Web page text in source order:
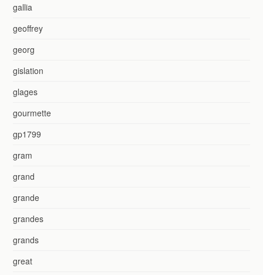
gallia
geoffrey
georg
gislation
glages
gourmette
gp1799
gram
grand
grande
grandes
grands
great